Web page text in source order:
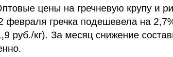
цены на гречневую крупу и
февраля гречка подешевела на
руб./кг). За месяц снижение